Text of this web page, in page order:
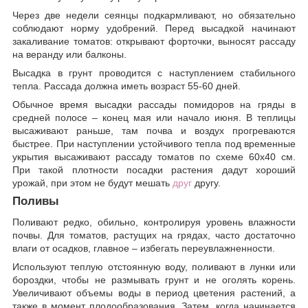
Через две недели сеянцы подкармливают, но обязательно
соблюдают норму удобрений. Перед высадкой начинают
закаливание томатов: открывают форточки, выносят рассаду
на веранду или балконы.
Высадка в грунт проводится с наступлением стабильного
тепла. Рассада должна иметь возраст 55-60 дней.
Обычное время высадки рассады помидоров на гряды в
средней полосе – конец мая или начало июня. В теплицы
высаживают раньше, там почва и воздух прогреваются
быстрее. При наступлении устойчивого тепла под временные
укрытия высаживают рассаду томатов по схеме 60х40 см.
При такой плотности посадки растения дадут хороший
урожай, при этом не будут мешать друг другу.
Поливы
Поливают редко, обильно, контролируя уровень влажности
почвы. Для томатов, растущих на грядах, часто достаточно
влаги от осадков, главное – избегать переувлажненности.
Используют теплую отстоянную воду, поливают в лунки или
бороздки, чтобы не размывать грунт и не оголять корень.
Увеличивают объемы воды в период цветения растений, а
также в момент плодообразования. Затем, когда начинается